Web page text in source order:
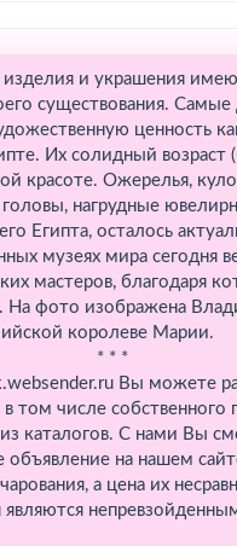
и украшения
существования. Самые
ценность
Их солидный возраст
красоте. Ожерелья,
нагрудные
Египта, осталось
музеях мира сегодня
мастеров, благодаря
фото изображена
королеве Марии.
* * *
Вы можете
том числе
каталогов. С нами Вы
объявление на нашем
а цена их